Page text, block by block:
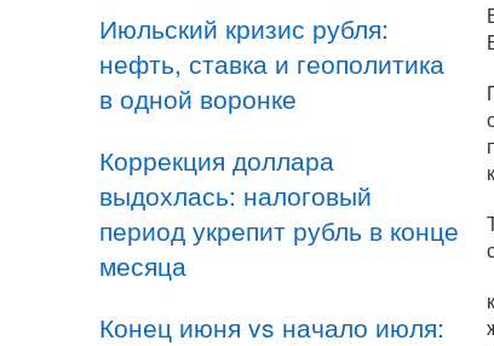
Июльский кризис рубля:
нефть, ставка и геополитика
в одной воронке
Коррекция доллара
выдохлась: налоговый
период укрепит рубль в конце
месяца
Конец июня vs начало июля: